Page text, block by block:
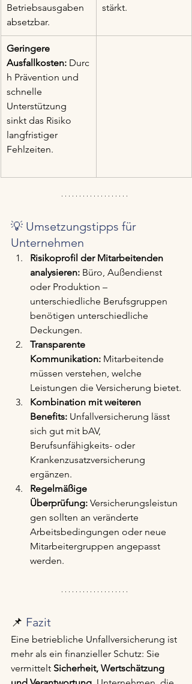
Betriebsausgaben
absetzbar.
stärkt.
Geringere
Ausfallkosten: Durc
h Prävention und
schnelle
Unterstützung
sinkt das Risiko
langfristiger
Fehlzeiten.
💡 Umsetzungstipps für
Unternehmen
Risikoprofil der Mitarbeitenden
analysieren: Büro, Außendienst
oder Produktion –
unterschiedliche Berufsgruppen
benötigen unterschiedliche
Deckungen.
Transparente
Kommunikation: Mitarbeitende
müssen verstehen, welche
Leistungen die Versicherung bietet.
Kombination mit weiteren
Benefits: Unfallversicherung lässt
sich gut mit bAV,
Berufsunfähigkeits- oder
Krankenzusatzversicherung
ergänzen.
Regelmäßige
Überprüfung: Versicherungsleistun
gen sollten an veränderte
Arbeitsbedingungen oder neue
Mitarbeitergruppen angepasst
werden.
📌 Fazit
Eine betriebliche Unfallversicherung ist
mehr als ein finanzieller Schutz: Sie
vermittelt Sicherheit, Wertschätzung